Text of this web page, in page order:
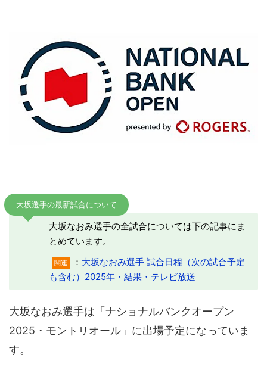
大坂選手の最新試合について
大坂なおみ選手の全試合については下の記事にま
とめています。
関連 ： 大坂なおみ選手 試合日程（次の試合予定
も含む）2025年・結果・テレビ放送
大坂なおみ選手は「ナショナルバンクオープン
2025・モントリオール」に出場予定になっていま
す。